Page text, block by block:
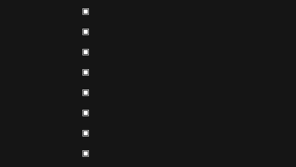
▣
▣
▣
▣
▣
▣
▣
▣